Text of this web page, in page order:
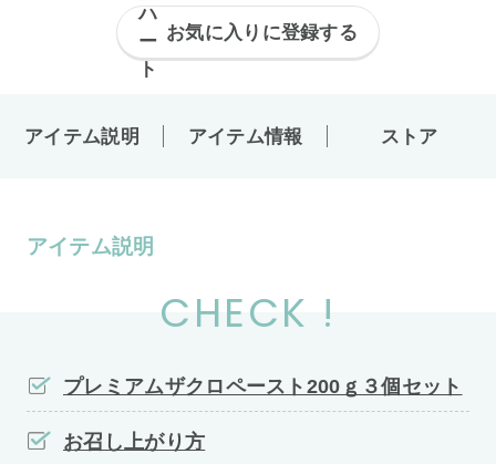
お気に入りに登録する
アイテム説明 アイテム情報 ストア
アイテム説明
CHECK !
プレミアムザクロペースト200ｇ３個セット
お召し上がり方